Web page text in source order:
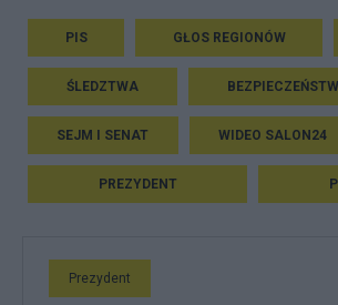
PIS GŁOS REGIONÓW
ŚLEDZTWA
SEJM I SENAT WIDEO SALON24
PREZYDENT
Prezydent